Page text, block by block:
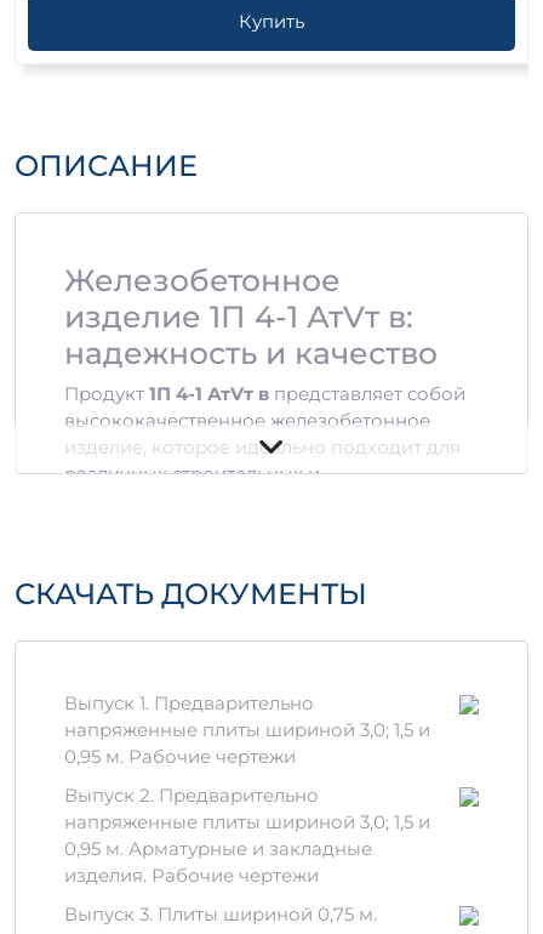
Купить
ОПИСАНИЕ
Железобетонное
изделие 1П 4-1 АтVт в:
надежность и качество
Продукт 1П 4-1 АтVт в представляет собой
высококачественное железобетонное
изделие, которое идеально подходит для
различных строительных и
внешним условиям.
Объем:0,85 м3и 2,9997 м
Материалы:Используются только
сертифицированные компоненты, что
обеспечивает высокую прочность и
надежность.
Стандарт:
Изделие соответствует
современным стандартам качества и
СКАЧАТЬ ДОКУМЕНТЫ
Выпуск 1. Предварительно
напряженные плиты шириной 3,0; 1,5 и
0,95 м. Рабочие чертежи
Выпуск 2. Предварительно
напряженные плиты шириной 3,0; 1,5 и
0,95 м. Арматурные и закладные
изделия. Рабочие чертежи
Выпуск 3. Плиты шириной 0,75 м.